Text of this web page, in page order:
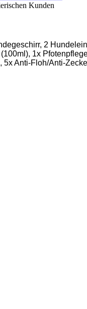
Kunden
2
1x
5x Anti-Floh/Anti-